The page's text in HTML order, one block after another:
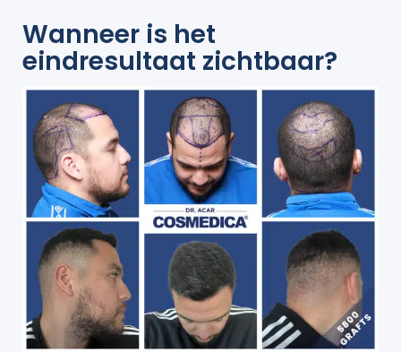
Wanneer is het
eindresultaat zichtbaar?